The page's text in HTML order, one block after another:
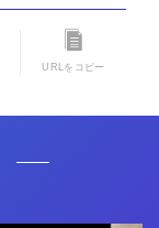
URLをコピー